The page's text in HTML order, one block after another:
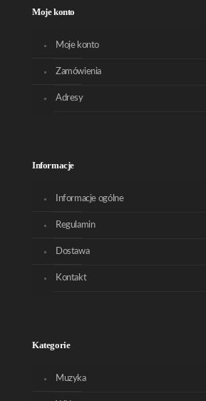
Moje konto
Moje konto
Zamówienia
Adresy
Informacje
Informacje ogólne
Regulamin
Dostawa
Kontakt
Kategorie
Muzyka